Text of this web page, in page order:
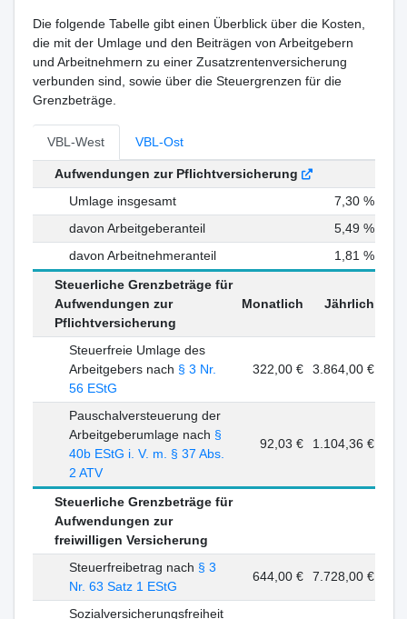
Die folgende Tabelle gibt einen Überblick über die Kosten,
die mit der Umlage und den Beiträgen von Arbeitgebern
und Arbeitnehmern zu einer Zusatzrentenversicherung
verbunden sind, sowie über die Steuergrenzen für die
Grenzbeträge.
VBL-West VBL-Ost
Aufwendungen zur Pflichtversicherung
Umlage insgesamt
7,30 %
davon Arbeitgeberanteil
5,49 %
davon Arbeitnehmeranteil
1,81 %
Steuerliche Grenzbeträge für
Aufwendungen zur
Pflichtversicherung
Monatlich Jährlich
Steuerfreie Umlage des
Arbeitgebers nach § 3 Nr.
56 EStG
322,00 € 3.864,00 €
Pauschalversteuerung der
Arbeitgeberumlage nach §
40b EStG i. V. m. § 37 Abs.
2 ATV
92,03 € 1.104,36 €
Steuerliche Grenzbeträge für
Aufwendungen zur
freiwilligen Versicherung
Steuerfreibetrag nach § 3
Nr. 63 Satz 1 EStG
644,00 € 7.728,00 €
Sozialversicherungsfreiheit